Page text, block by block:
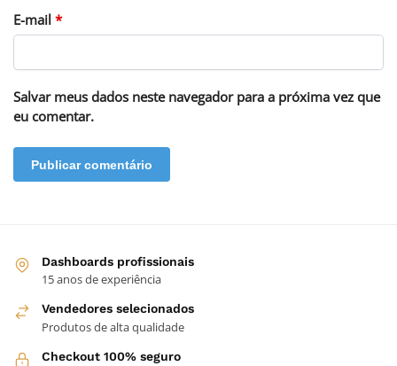
E-mail *
Salvar meus dados neste navegador para a próxima vez que
eu comentar.
Dashboards profissionais
15 anos de experiência
Vendedores selecionados
Produtos de alta qualidade
Checkout 100% seguro